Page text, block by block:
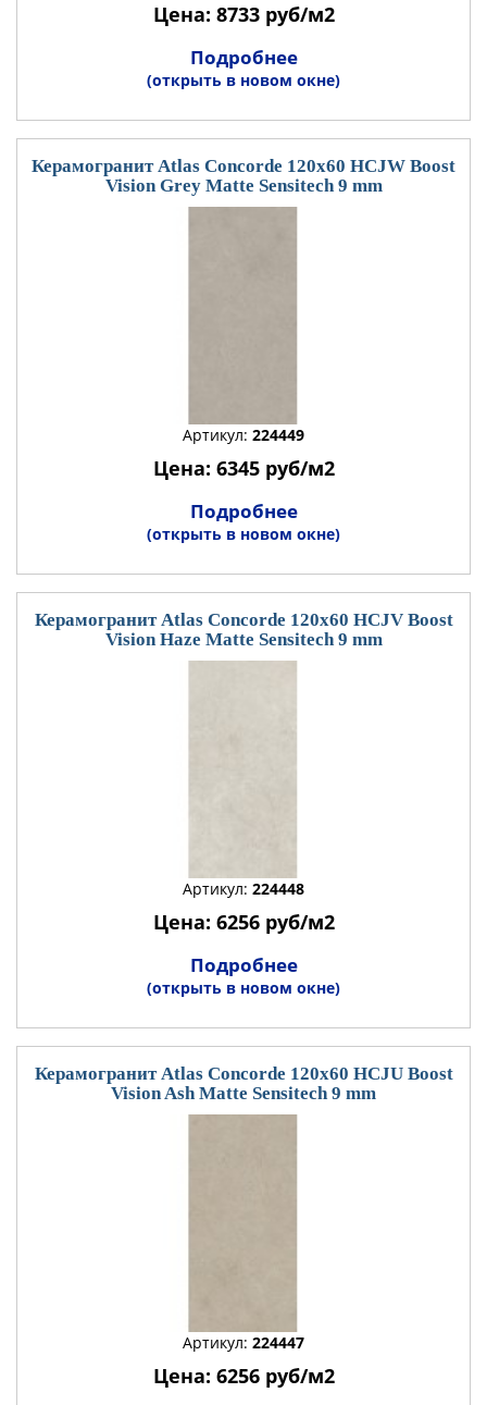
Цена: 8733 руб/м2
Подробнее
(открыть в новом окне)
Керамогранит Atlas Concorde 120x60 HCJW Boost
Vision Grey Matte Sensitech 9 mm
Артикул: 224449
Цена: 6345 руб/м2
Подробнее
(открыть в новом окне)
Керамогранит Atlas Concorde 120x60 HCJV Boost
Vision Haze Matte Sensitech 9 mm
Артикул: 224448
Цена: 6256 руб/м2
Подробнее
(открыть в новом окне)
Керамогранит Atlas Concorde 120x60 HCJU Boost
Vision Ash Matte Sensitech 9 mm
Артикул: 224447
Цена: 6256 руб/м2